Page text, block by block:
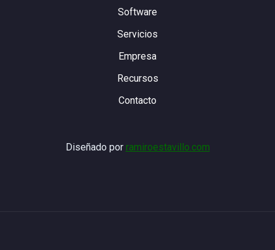
Software
Servicios
Empresa
Recursos
Contacto
Diseñado por ramiroestavillo.com